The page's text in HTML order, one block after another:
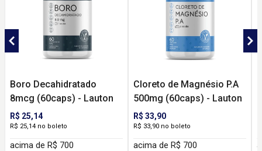
Boro Decahidratado
8mcg (60caps) - Lauton
R$ 25,14
R$ 25,14 no boleto
acima de R$ 700
Cloreto de Magnésio P.A
500mg (60caps) - Lauton
R$ 33,90
R$ 33,90 no boleto
acima de R$ 700